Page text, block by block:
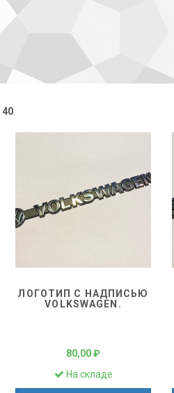
40
ЛОГОТИП С НАДПИСЬЮ
VOLKSWAGEN.
80,00 ₽
На складе